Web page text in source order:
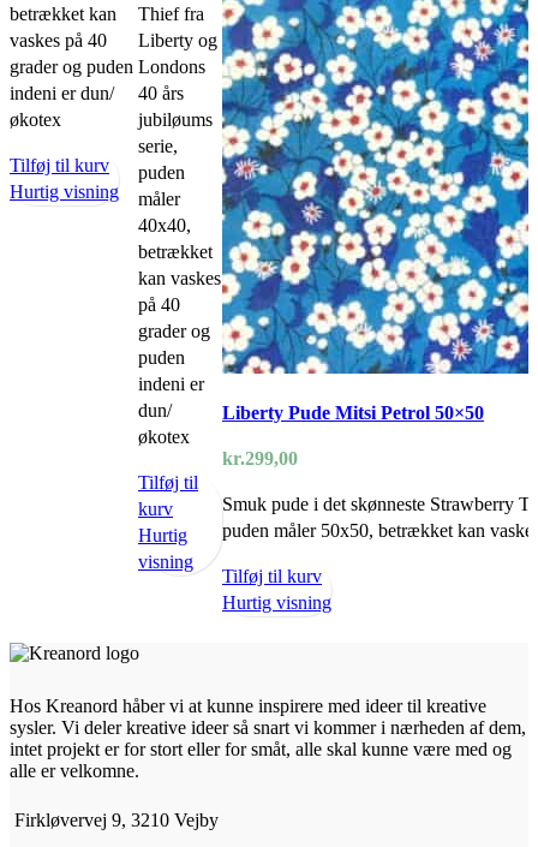
betrækket kan
vaskes på 40
grader og puden
indeni er dun/
økotex
Tilføj til kurv
Hurtig visning
Thief fra
Liberty og
Londons
40 års
jubiløums
serie,
puden
måler
40x40,
betrækket
kan vaskes
på 40
grader og
puden
indeni er
dun/
økotex
Tilføj til
kurv
Hurtig
visning
Liberty Pude Mitsi Petrol 50×50
kr.299,00
Smuk pude i det skønneste Strawberry
puden måler 50x50, betrækket kan
Tilføj til kurv
Hurtig visning
Hos Kreanord håber vi at kunne inspirere med ideer til kreative
sysler. Vi deler kreative ideer så snart vi kommer i nærheden af dem,
intet projekt er for stort eller for småt, alle skal kunne være med og
alle er velkomne.
Firkløvervej 9, 3210 Vejby